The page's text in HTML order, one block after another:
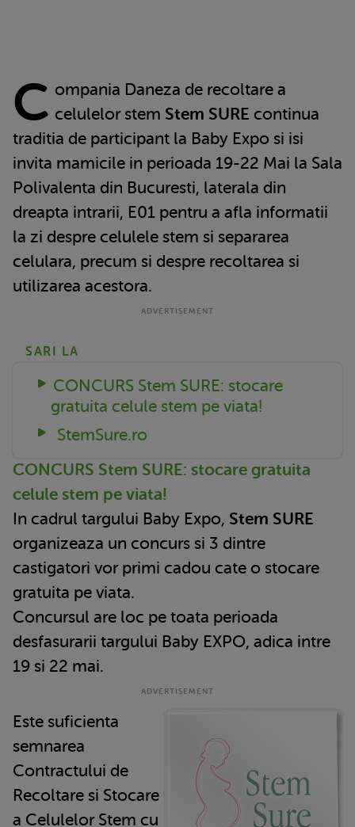
C ompania Daneza de recoltare a
celulelor stem Stem SURE continua
traditia de participant la Baby Expo si isi
invita mamicile in perioada 19-22 Mai la Sala
Polivalenta din Bucuresti, laterala din
dreapta intrarii, E01 pentru a afla informatii
la zi despre celulele stem si separarea
celulara, precum si despre recoltarea si
utilizarea acestora.
SARI LA
CONCURS Stem SURE: stocare
gratuita celule stem pe viata!
StemSure.ro
CONCURS Stem SURE: stocare gratuita
celule stem pe viata!
In cadrul targului Baby Expo, Stem SURE
organizeaza un concurs si 3 dintre
castigatori vor primi cadou cate o stocare
gratuita pe viata.
Concursul are loc pe toata perioada
desfasurarii targului Baby EXPO, adica intre
19 si 22 mai.
Este suficienta
semnarea
Contractului de
Recoltare si Stocare
a Celulelor Stem cu